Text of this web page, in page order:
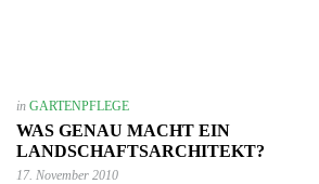
in GARTENPFLEGE
WAS GENAU MACHT EIN
LANDSCHAFTSARCHITEKT?
17. November 2010